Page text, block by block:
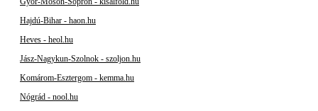
Hajdú-Bihar - haon.hu
Heves - heol.hu
Jász-Nagykun-Szolnok - szoljon.hu
Komárom-Esztergom - kemma.hu
Nógrád - nool.hu